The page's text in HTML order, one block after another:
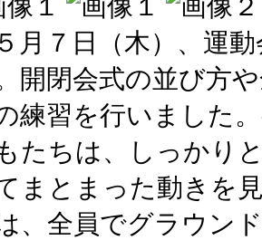
月７日（木）、運
開閉会式の並び方
練習を行いました
たちは、しっかり
まとまった動きを
、全員でグラウン